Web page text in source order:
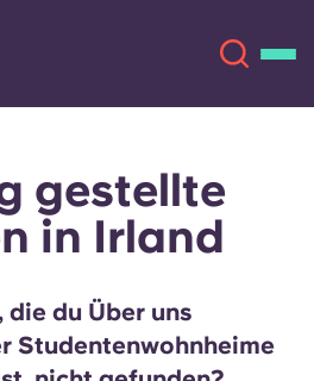
Español
gestellte
in Irland
du Über uns
Studentenwohnheime